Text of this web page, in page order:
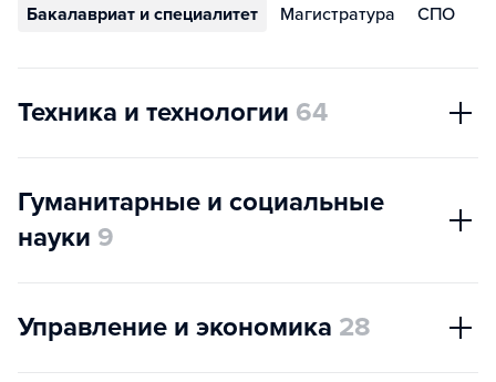
Бакалавриат и специалитет Магистратура СПО
Техника и технологии 64
Гуманитарные и социальные
науки 9
Управление и экономика 28